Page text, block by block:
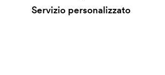
Servizio personalizzato